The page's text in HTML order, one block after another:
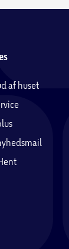
af huset